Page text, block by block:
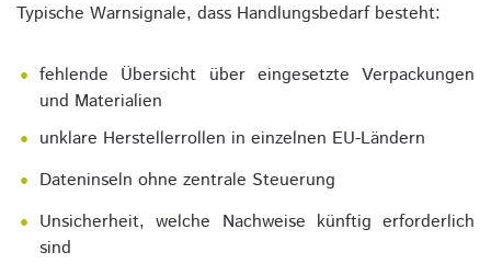
Typische Warnsignale, dass Handlungsbedarf besteht:
fehlende Übersicht über eingesetzte Verpackungen
und Materialien
unklare Herstellerrollen in einzelnen EU-Ländern
Dateninseln ohne zentrale Steuerung
Unsicherheit, welche Nachweise künftig erforderlich
sind